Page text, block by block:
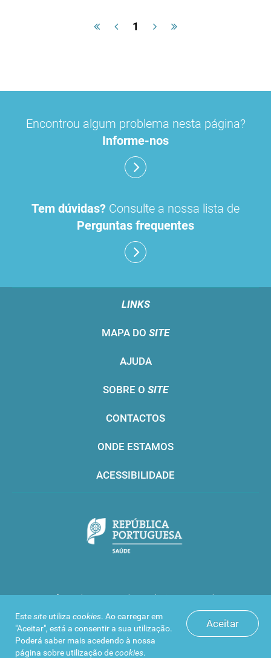
1
Aceitar
Estesite utiliza cookies. Ao carregar em
"Aceitar", está a consentir a sua utilização.
Poderá saber mais acedendo à nossa
página sobre utilização decookies.
Encontrou algum problema nesta página?
Informe-nos
Tem dúvidas? Consulte a nossa lista de
Perguntas frequentes
LINKS
MAPA DO SITE
AJUDA
SOBRE O SITE
CONTACTOS
ONDE ESTAMOS
ACESSIBILIDADE
Infarmed © 2016. Todos os direitos reservados